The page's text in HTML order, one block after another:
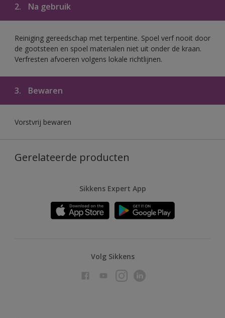
2. Na gebruik
Reiniging gereedschap met terpentine. Spoel verf nooit door
de gootsteen en spoel materialen niet uit onder de kraan.
Verfresten afvoeren volgens lokale richtlijnen.
3. Bewaren
Vorstvrij bewaren
Gerelateerde producten
Sikkens Expert App
Volg Sikkens